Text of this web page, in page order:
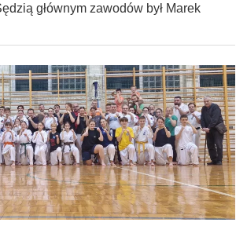
głównym zawodów był Marek